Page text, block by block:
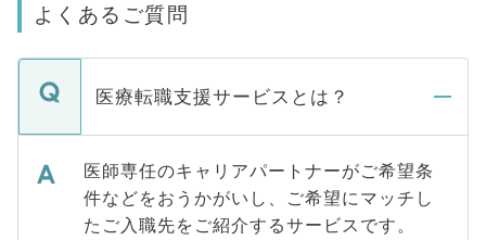
よくあるご質問
医療転職支援サービスとは？
医師専任のキャリアパートナーがご希望条
件などをおうかがいし、ご希望にマッチし
たご入職先をご紹介するサービスです。